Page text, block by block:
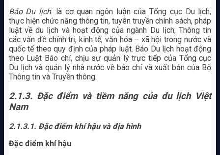
Báo Du lịch: là cơ quan ngôn luận của Tổng cục Du lịch,
thực hiện chức năng thông tin, tuyên truyền chính sách, pháp
luật về du lịch và hoạt động của ngành Du lịch; Thông tin
các vấn đề chính trị, kinh tế, văn hóa – xã hội trong nước và
quốc tế theo quy định của pháp luật. Báo Du lịch hoạt động
theo Luật Báo chí, chịu sự quản lý trực tiếp của Tổng cục
Du lịch và quản lý nhà nước về báo chí và xuất bản của Bộ
Thông tin và Truyền thông.
2.1.3. Đặc điểm và tiềm năng của du lịch Việt
Nam
2.1.3.1. Đặc điểm khí hậu và địa hình
Đặc điểm khí hậu